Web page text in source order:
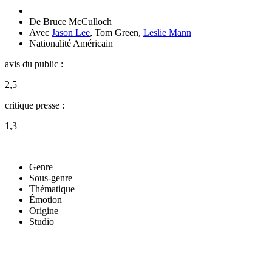
De Bruce McCulloch
Avec Jason Lee, Tom Green, Leslie Mann
Nationalité Américain
avis du public :
2,5
critique presse :
1,3
Genre
Sous-genre
Thématique
Émotion
Origine
Studio